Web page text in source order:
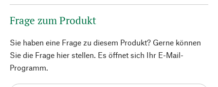
Frage zum Produkt
Sie haben eine Frage zu diesem Produkt? Gerne können
Sie die Frage hier stellen. Es öffnet sich Ihr E-Mail-
Programm.